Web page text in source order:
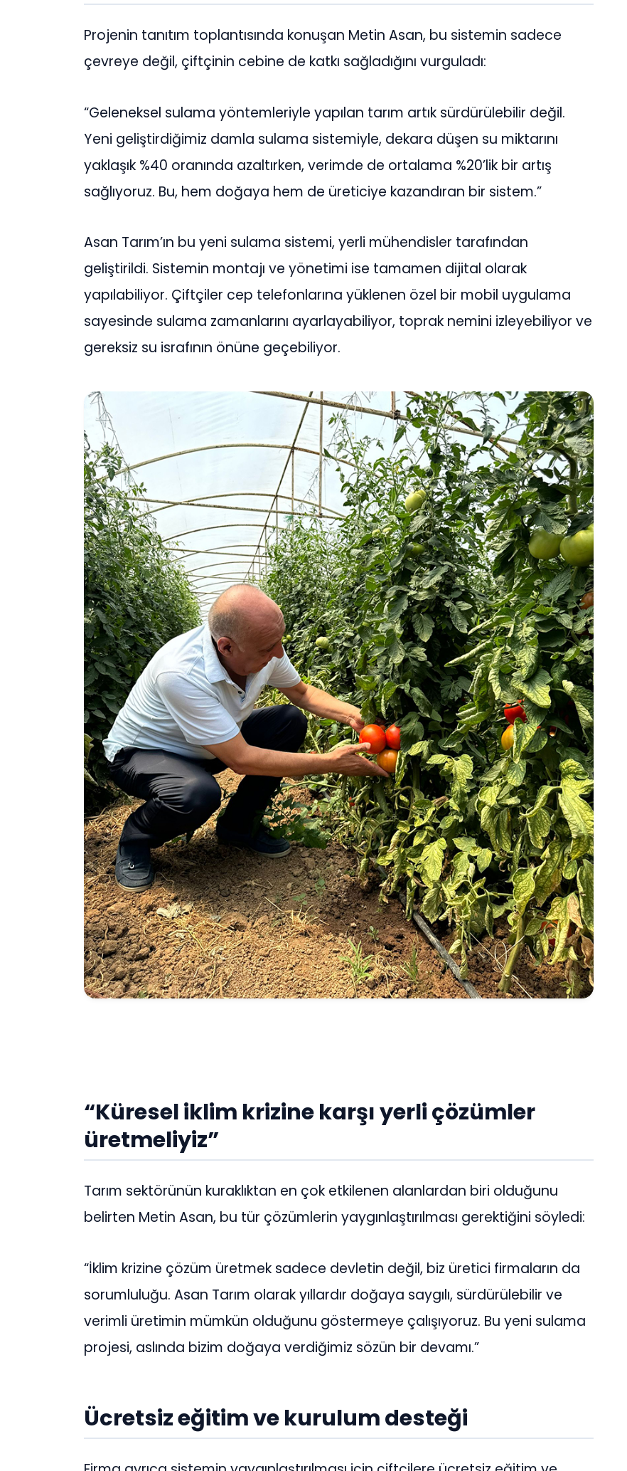
Projenin tanıtım toplantısında konuşan Metin Asan, bu sistemin sadece
çevreye değil, çiftçinin cebine de katkı sağladığını vurguladı:
“Geleneksel sulama yöntemleriyle yapılan tarım artık sürdürülebilir değil.
Yeni geliştirdiğimiz damla sulama sistemiyle, dekara düşen su miktarını
yaklaşık %40 oranında azaltırken, verimde de ortalama %20’lik bir artış
sağlıyoruz. Bu, hem doğaya hem de üreticiye kazandıran bir sistem.”
Asan Tarım’ın bu yeni sulama sistemi, yerli mühendisler tarafından
geliştirildi. Sistemin montajı ve yönetimi ise tamamen dijital olarak
yapılabiliyor. Çiftçiler cep telefonlarına yüklenen özel bir mobil uygulama
sayesinde sulama zamanlarını ayarlayabiliyor, toprak nemini izleyebiliyor ve
gereksiz su israfının önüne geçebiliyor.
“Küresel iklim krizine karşı yerli çözümler
üretmeliyiz”
Tarım sektörünün kuraklıktan en çok etkilenen alanlardan biri olduğunu
belirten Metin Asan, bu tür çözümlerin yaygınlaştırılması gerektiğini söyledi:
“İklim krizine çözüm üretmek sadece devletin değil, biz üretici firmaların da
sorumluluğu. Asan Tarım olarak yıllardır doğaya saygılı, sürdürülebilir ve
verimli üretimin mümkün olduğunu göstermeye çalışıyoruz. Bu yeni sulama
projesi, aslında bizim doğaya verdiğimiz sözün bir devamı.”
Ücretsiz eğitim ve kurulum desteği